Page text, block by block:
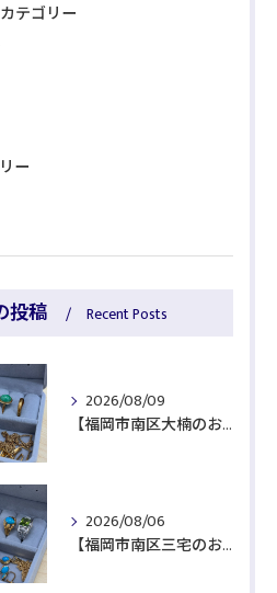
テゴリー
ー
投稿 Recent Posts
2026/08/09
【福岡市南区大楠のお客様より貴金属をお買取】
2026/08/06
【福岡市南区三宅のお客様より貴金属をお買取】